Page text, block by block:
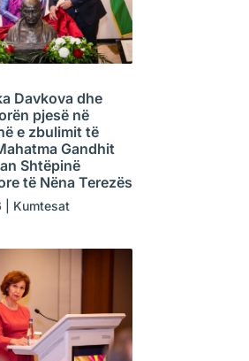
Davkova dhe
pjesë në
e zbulimit të
Gandhit
Shtëpinë
të Nëna Terezës
Kumtesat